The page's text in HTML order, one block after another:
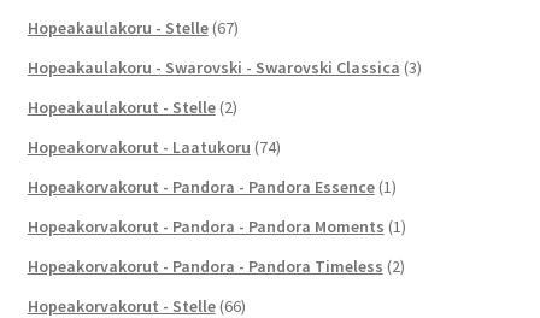
Hopeakaulakoru - Stelle (67)
Hopeakaulakoru - Swarovski - Swarovski Classica (3)
Hopeakaulakorut - Stelle (2)
Hopeakorvakorut - Laatukoru (74)
Hopeakorvakorut - Pandora - Pandora Essence (1)
Hopeakorvakorut - Pandora - Pandora Moments (1)
Hopeakorvakorut - Pandora - Pandora Timeless (2)
Hopeakorvakorut - Stelle (66)